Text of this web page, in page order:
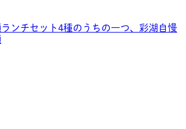
ンチセット4種のうちの一つ、彩湖自慢